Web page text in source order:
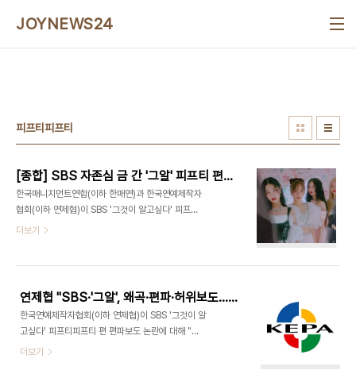
JOYNEWS24
피프티피프티
[종합] SBS 자존심 금 간 '그알' 피프티 편파논란→한매연·연제협 공동대응
한국매니지먼트연합(이하 한매연)과 한국연예제작자
협회(이하 연제협)이 SBS '그것이 알고싶다' 피프티
피프티 편 편파 보도 논란에 공동 대응을 시작하며 사
것이 알고싶다'는 19일 피프티피프티와 소속사 어트
랙트, 더기버스의 전속계약 분쟁 사태를 둘러싼 진실
공방이 담겼다. 하지만 '그알' 측이 진실을 파헤친 것
이 아니라 양측 입장만 재탕하는 데 그쳤고, 피프티피
프티 팬이 출연해 대표를 험담하고, 대학 교수가 음원
더보기
연제협 "SBS·'그알', 왜곡·편파·허위보도…제작진 징계하라"(전문)
한국연예제작자협회(이하 연제협)이 SBS '그것이 알
고싶다' 피프티피프티 편 편파보도 논란에 대해 "제
작진들의 공식적인 사과와 정정 보도를 강력히 촉구
더보기